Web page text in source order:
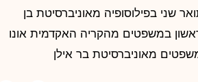
שני בפילוסופיה מאוניברסיטת בן
ראשון במשפטים מהקריה האקדמית אונו
מאוניברסיטת בר אילן